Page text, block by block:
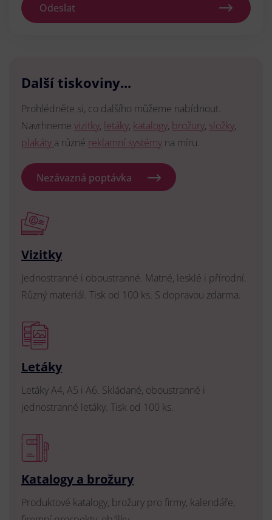
Odeslat
Další tiskoviny...
Prohlédněte si, co dalšího můžeme nabídnout.
Navrhneme vizitky, letáky, katalogy, brožury, složky,
plakáty a různé reklamní systémy na míru.
Nezávazná poptávka
Vizitky
Jednostranné i oboustranné. Matné, lesklé i přírodní.
Různý materiál. Tisk od 100 ks. S dopravou zdarma.
Letáky
Letáky A4, A5 i A6. Skládané, oboustranné i
jednostranné letáky. Tisk od 100 ks.
Katalogy a brožury
Produktové katalogy, brožury pro firmy, kalendáře,